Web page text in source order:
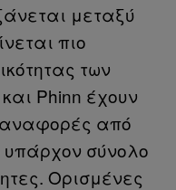
μεταξύ
πιο
των
Phinn έχουν
από
σύνολο
Ορισμένες